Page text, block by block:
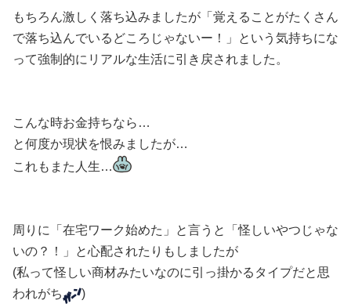
もちろん激しく落ち込みましたが「覚えることがたくさん
で落ち込んでいるどころじゃないー！」という気持ちにな
って強制的にリアルな生活に引き戻されました。
こんな時お金持ちなら…
と何度か現状を恨みましたが…
これもまた人生…
周りに「在宅ワーク始めた」と言うと「怪しいやつじゃな
いの？！」と心配されたりもしましたが
(私って怪しい商材みたいなのに引っ掛かるタイプだと思
われがち
)